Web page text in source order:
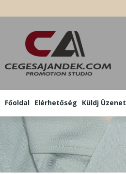
Főoldal Elérhetőség Küldj